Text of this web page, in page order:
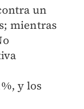
un
mientras
y los